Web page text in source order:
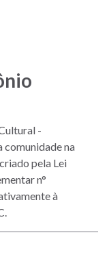
-
na
pela Lei
n°
à